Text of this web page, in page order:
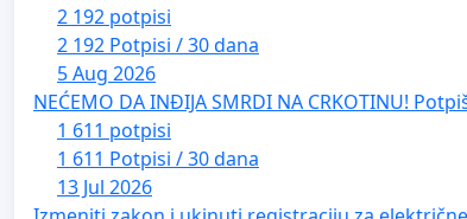
2 192 potpisi
2 192 Potpisi / 30 dana
5 Aug 2026
NEĆEMO DA INĐIJA SMRDI NA CRKOTINU!
1 611 potpisi
1 611 Potpisi / 30 dana
13 Jul 2026